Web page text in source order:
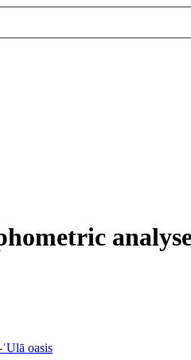
oasis